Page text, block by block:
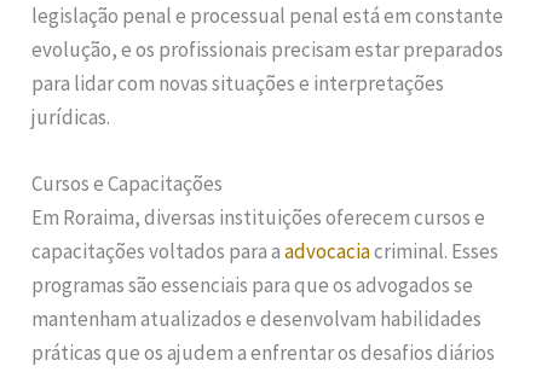
legislação penal e processual penal está em constante
evolução, e os profissionais precisam estar preparados
para lidar com novas situações e interpretações
jurídicas.
Cursos e Capacitações
Em Roraima, diversas instituições oferecem cursos e
capacitações voltados para aadvocaciacriminal. Esses
programas são essenciais para que os advogados se
mantenham atualizados e desenvolvam habilidades
práticas que os ajudem a enfrentar os desafios diários